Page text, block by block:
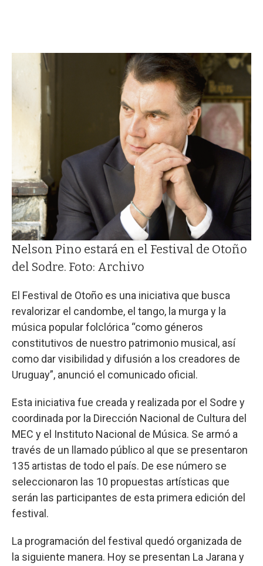
Nelson Pino estará en el Festival de Otoño
del Sodre. Foto: Archivo
El Festival de Otoño es una iniciativa que busca
revalorizar el candombe, el tango, la murga y la
música popular folclórica “como géneros
constitutivos de nuestro patrimonio musical, así
como dar visibilidad y difusión a los creadores de
Uruguay”, anunció el comunicado oficial.
Esta iniciativa fue creada y realizada por el Sodre y
coordinada por la Dirección Nacional de Cultura del
MEC y el Instituto Nacional de Música. Se armó a
través de un llamado público al que se presentaron
135 artistas de todo el país. De ese número se
seleccionaron las 10 propuestas artísticas que
serán las participantes de esta primera edición del
festival.
La programación del festival quedó organizada de
la siguiente manera. Hoy se presentan La Jarana y